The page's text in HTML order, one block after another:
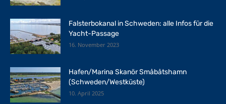
Falsterbokanal in Schweden: alle Infos für die
Yacht-Passage
16. November 2023
Hafen/Marina Skanör Småbåtshamn
(Schweden/Westküste)
10. April 2025